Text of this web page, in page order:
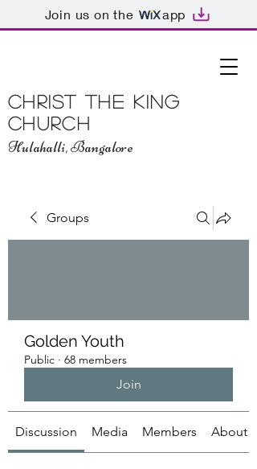
Join us on the app
Christ The King
Church
Hulahalli, Bangalore
Groups
Golden Youth
Public · 68 members
Join
Discussion Media Members About